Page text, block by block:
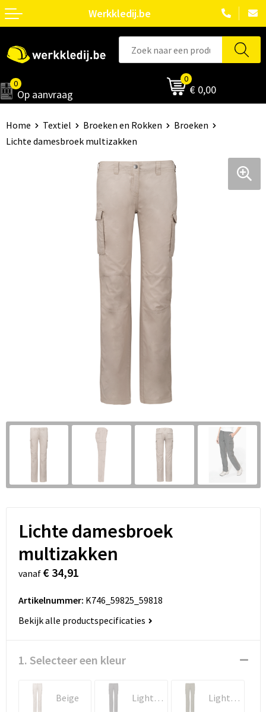
Werkkledij.be
0
Op aanvraag
0
€ 0,00
Home Textiel Broeken en Rokken
Broeken
Lichte damesbroek multizakken
Lichte damesbroek
multizakken
vanaf € 34,91
Artikelnummer: K746_59825_59818
Bekijk alle productspecificaties
1. Selecteer een kleur
Beige Light Charcoal Light khaki